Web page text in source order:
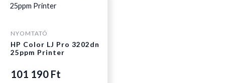
NYOMTATÓ
HP Color LJ Pro 3202dn
25ppm Printer
101 190 Ft